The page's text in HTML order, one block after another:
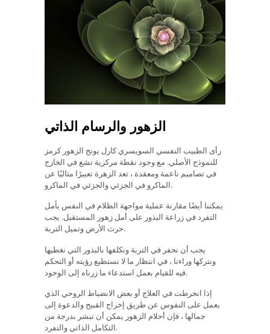
الزهور والرسام الذاتي
رأى الطبيب النفسي السويسري كارل يونج الزهور كرمز
للنموذج الأصلي. مع وجود نقطة مركزية تشع في الخارج
في تصاميم ناعمة ومعقدة ، تعد الزهرة تعبيرًا مثاليًا عن
الماكرو في الجزئي والجزئي في الماكرو.
يمكننا أيضًا مقارنة عملية مواجهة الظلام في النفس بأمل
التفرد في زراعة البذور على أمل زهور المستقبل. يجب
حرث الأرض وتميل التربة.
يجب أن نحفر في التربة ونكلفها بالبذور التي نغطيها
ونتركها وراءنا ، في انتظار ما لا نستطيع رؤيته أو التحكم
فيه للقيام بعمل استدعاء ما زرناه إلى الوجود.
إذا انخرطت في العلاج أو بعض الانضباط الروحي الذي
يعمل على النفوس عن طريق إخراج القبيح والدعوة إلى
جمالها ، فإن أحلام الزهور يمكن أن تبشر بدرجة من
التكامل الذاتي والتفرد.